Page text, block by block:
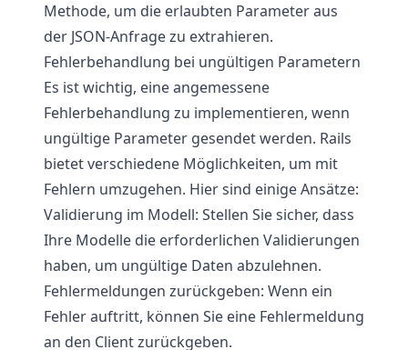
Methode, um die erlaubten Parameter aus
der JSON-Anfrage zu extrahieren.
Fehlerbehandlung bei ungültigen Parametern
Es ist wichtig, eine angemessene
Fehlerbehandlung zu implementieren, wenn
ungültige Parameter gesendet werden. Rails
bietet verschiedene Möglichkeiten, um mit
Fehlern umzugehen. Hier sind einige Ansätze:
Validierung im Modell: Stellen Sie sicher, dass
Ihre Modelle die erforderlichen Validierungen
haben, um ungültige Daten abzulehnen.
Fehlermeldungen zurückgeben: Wenn ein
Fehler auftritt, können Sie eine Fehlermeldung
an den Client zurückgeben.